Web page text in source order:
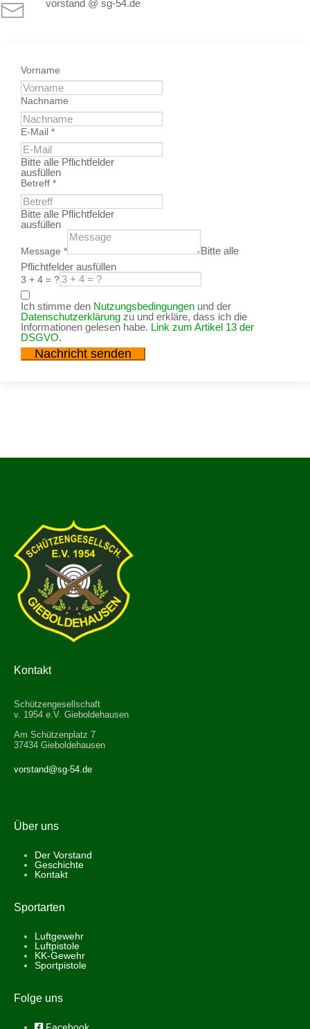
vorstand @ sg-54.de
Vorname
Nachname
E-Mail *
Bitte alle Pflichtfelder
ausfüllen
Betreff *
Bitte alle Pflichtfelder
ausfüllen
Message *
Bitte alle
Pflichtfelder ausfüllen
3 + 4 = ?
Ich stimme den Nutzungsbedingungen und der
Datenschutzerklärung zu und erkläre, dass ich die
Informationen gelesen habe. Link zum Artikel 13 der
DSGVO.
Nachricht senden
Kontakt
Schützengesellschaft
v. 1954 e.V. Gieboldehausen
Am Schützenplatz 7
37434 Gieboldehausen
vorstand@sg-54.de
Über uns
Der Vorstand
Geschichte
Kontakt
Sportarten
Luftgewehr
Luftpistole
KK-Gewehr
Sportpistole
Folge uns